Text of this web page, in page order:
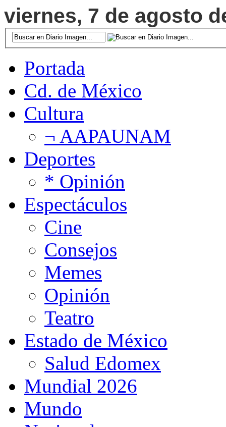
viernes, 7 de agosto
Portada
Cd. de México
Cultura
¬ AAPAUNAM
Deportes
* Opinión
Espectáculos
Cine
Consejos
Memes
Opinión
Teatro
Estado de México
Salud Edomex
Mundial 2026
Mundo